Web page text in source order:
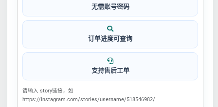
无需账号密码
订单进度可查询
支持售后工单
请输入 story链接，如
https://instagram.com/stories/username/518546982/